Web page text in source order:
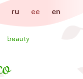
ru ee en